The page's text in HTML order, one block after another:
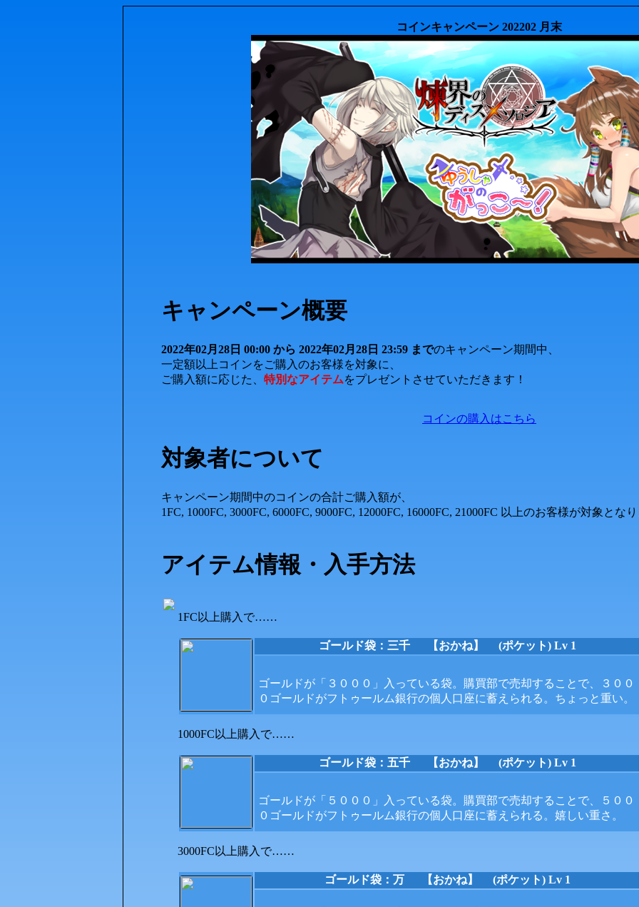
コインキャンペーン 202202 月末
キャンペーン概要
2022年02月28日 00:00 から 2022年02月28日 23:59 までのキャンペーン期間中、
一定額以上コインをご購入のお客様を対象に、
ご購入額に応じた、 特別なアイテムをプレゼントさせていただきます！
コインの購入はこちら
対象者について
キャンペーン期間中のコインの合計ご購入額が、
1FC, 1000FC, 3000FC, 6000FC, 9000FC, 12000FC, 16000FC, 21000FC 以上のお客様が対象となり
アイテム情報・入手方法
1FC以上購入で……
ゴールド袋：三千 【おかね】 (ポケット) Lv 1
ゴールドが「３０００」入っている袋。購買部で売却することで、３００
０ゴールドがフトゥールム銀行の個人口座に蓄えられる。ちょっと重い。
1000FC以上購入で……
ゴールド袋：五千 【おかね】 (ポケット) Lv 1
ゴールドが「５０００」入っている袋。購買部で売却することで、５００
０ゴールドがフトゥールム銀行の個人口座に蓄えられる。嬉しい重さ。
3000FC以上購入で……
ゴールド袋：万 【おかね】 (ポケット) Lv 1